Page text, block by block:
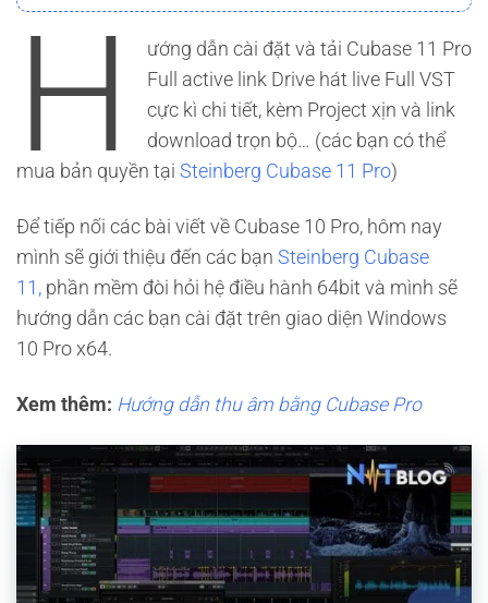
H
ướng dẫn cài đặt và tải Cubase 11 Pro
Full active link Drive hát live Full VST
cực kì chi tiết, kèm Project xịn và link
download trọn bộ… (các bạn có thể
mua bản quyền tại Steinberg Cubase 11 Pro)
Để tiếp nối các bài viết về Cubase 10 Pro, hôm nay
mình sẽ giới thiệu đến các bạn Steinberg Cubase
11, phần mềm đòi hỏi hệ điều hành 64bit và mình sẽ
hướng dẫn các bạn cài đặt trên giao diện Windows
10 Pro x64.
Xem thêm: Hướng dẫn thu âm bằng Cubase Pro